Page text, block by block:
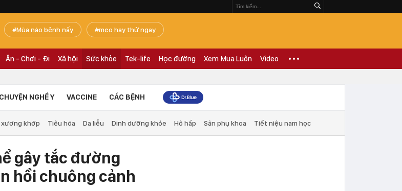
Mùa nào bệnh nấy mẹo hay thử ngay
Ăn - Chơi - Đi Xã hội Sức khỏe Tek-life Học đường Xem Mua Luôn Video
CHUYỆN NGHỀ Y VACCINE CÁC BỆNH
xương khớp Tiêu hóa Da liễu Dinh dưỡng khỏe Hô hấp Sản phụ khoa Tiết niệu nam học
gây tắc đường
hồi chuông cảnh